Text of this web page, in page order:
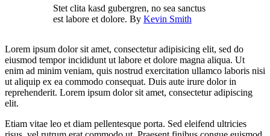
Stet clita kasd gubergren, no sea sanctus
est labore et dolore. By Kevin Smith
Lorem ipsum dolor sit amet, consectetur adipisicing elit, sed do
eiusmod tempor incididunt ut labore et dolore magna aliqua. Ut
enim ad minim veniam, quis nostrud exercitation ullamco laboris nisi
ut aliquip ex ea commodo consequat. Duis aute irure dolor in
reprehenderit. Lorem ipsum dolor sit amet, consectetur adipiscing
elit.
Etiam vitae leo et diam pellentesque porta. Sed eleifend ultricies